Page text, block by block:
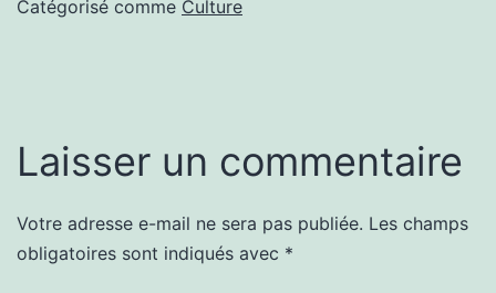
Catégorisé comme Culture
Laisser un commentaire
Votre adresse e-mail ne sera pas publiée. Les champs
obligatoires sont indiqués avec *